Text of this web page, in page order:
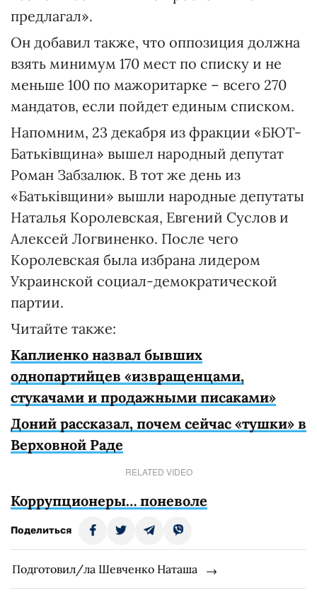
предлагал».
Он добавил также, что оппозиция должна
взять минимум 170 мест по списку и не
меньше 100 по мажоритарке – всего 270
мандатов, если пойдет единым списком.
Напомним, 23 декабря из фракции «БЮТ-
Батьківщина» вышел народный депутат
Роман Забзалюк. В тот же день из
«Батьківщини» вышли народные депутаты
Наталья Королевская, Евгений Суслов и
Алексей Логвиненко. После чего
Королевская была избрана лидером
Украинской социал-демократической
партии.
Читайте также:
Каплиенко назвал бывших
однопартийцев «извращенцами,
стукачами и продажными писаками»
Доний рассказал, почем сейчас «тушки» в
Верховной Раде
RELATED VIDEO
Коррупционеры… поневоле
Поделиться
Подготовил/ла Шевченко Наташа